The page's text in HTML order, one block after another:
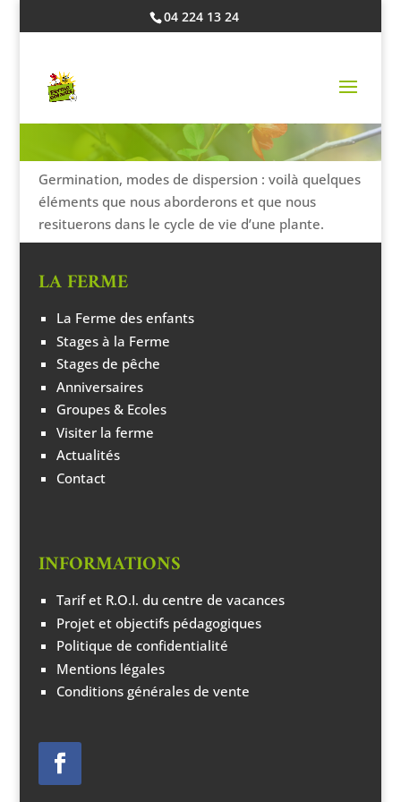
04 224 13 24
DE LA GRAINE AU FRUIT
Germination, modes de dispersion : voilà quelques
éléments que nous aborderons et que nous
resituerons dans le cycle de vie d’une plante.
LA FERME
La Ferme des enfants
Stages à la Ferme
Stages de pêche
Anniversaires
Groupes & Ecoles
Visiter la ferme
Actualités
Contact
INFORMATIONS
Tarif et R.O.I. du centre de vacances
Projet et objectifs pédagogiques
Politique de confidentialité
Mentions légales
Conditions générales de vente